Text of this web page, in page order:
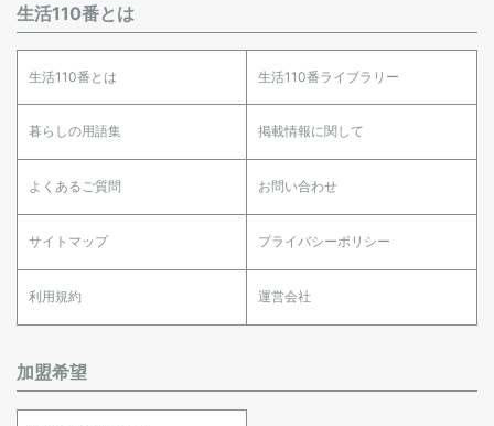
生活110番とは
生活110番とは 生活110番ライブラリー
暮らしの用語集 掲載情報に関して
よくあるご質問 お問い合わせ
サイトマップ プライバシーポリシー
利用規約 運営会社
加盟希望